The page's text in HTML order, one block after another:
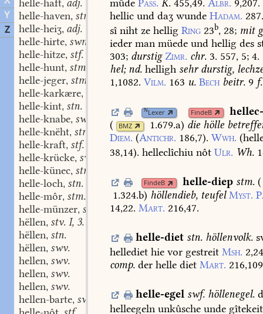
Y
Z
helle-haft, adj.
helle-haven, stm.
helle-heiʒ, adj.
helle-hirte, swm.
helle-hitze, stf.
helle-hunt, stm.
helle-jeger, stm.
helle-karkære,
helle-kint, stn.
helle-knabe, swm.
helle-knëht, stm.
helle-kraft, stf.
helle-krücke, swf.
helle-künec, stm.
helle-loch, stn.
helle-môr, stm.
helle-münzer, stm.
hëllen, stv. I, 3.
hëllen, stn.
hëllen, swv.
hellen, swv.
hellen, swv.
hellen, swv.
hellen-barte, swf.
mûde Pass. K. 455,49. Albr. 9,207.
hellic und daʒ wunde Hadam.
sî niht ze hellig Ring 23b, 28; mit
ieder man müede und hellig des
303; durstig Zimr. chr. 3. 557, 5; 4.
hel; nd. helligh sehrdurstig,
1,1082. Vilm. 163 u. Bech beitr. 9 f.
NLexer FindeB
(
BMZ 1.679.a) die hölle
Diem. (Antichr. 186,7). Wwh.
38,14). helleclîchiu nôt Ulr. Wh.
FindeB helle-diep stm. (
1.324.b) höllendieb, teufel Myst.
14,22. Mart. 216,47.
helle-diet stn. höllenvolk.
hellediet hie vor gestreit Msh.
comp. der helle diet Mart.
helle-egel swf. höllenegel.
helleegeln unkûsche unde gîtekeit